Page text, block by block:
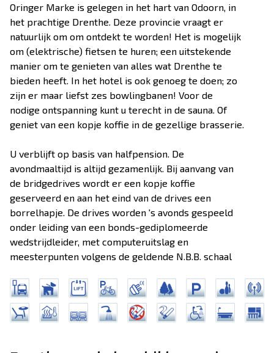
Oringer Marke is gelegen in het hart van Odoorn, in
het prachtige Drenthe. Deze provincie vraagt er
natuurlijk om om ontdekt te worden! Het is mogelijk
om (elektrische) fietsen te huren; een uitstekende
manier om te genieten van alles wat Drenthe te
bieden heeft. In het hotel is ook genoeg te doen; zo
zijn er maar liefst zes bowlingbanen! Voor de
nodige ontspanning kunt u terecht in de sauna. Of
geniet van een kopje koffie in de gezellige brasserie.
U verblijft op basis van halfpension. De
avondmaaltijd is altijd gezamenlijk. Bij aanvang van
de bridgedrives wordt er een kopje koffie
geserveerd en aan het eind van de drives een
borrelhapje. De drives worden 's avonds gespeeld
onder leiding van een bonds-gediplomeerde
wedstrijdleider, met computeruitslag en
meesterpunten volgens de geldende N.B.B. schaal